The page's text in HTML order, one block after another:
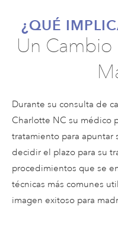
¿QUÉ
Un Cambio
Durante su consulta de
Charlotte NC su médico
tratamiento para apuntar
decidir el plazo para su
procedimientos que se
técnicas más comunes
imagen exitoso para